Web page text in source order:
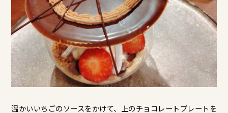
温かいいちごのソースをかけて、上のチョコレートプレートを